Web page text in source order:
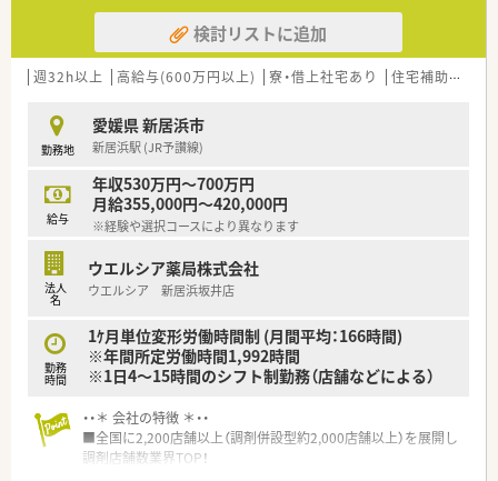
高齢者社会に求められる介護用品の販売、リース、グループの
建設会社と連携した介護用住宅の建設、
リフォーム、医薬品だけではなく、各方面から患者様をサポー
トする体制が整っています。
りの処方箋枚数が少なめに設定されていることから
無理せず働き続けることができる環境のため定着率が良く、平
均年齢は40歳と同規模チェーンと比較しても高めです。
■有給休暇平均消化日数10日（入社後3カ月経過後2日、半年経過
後10日付与）と休暇においてもライフワークバランスのとりやす
い環境づくりを行っています。
■2014年4月に支店制度に変更し、現場重視の「自由な発想で自
■地域により差は御座いますが、病院前・クリニック前が6：4の
割合の店舗展開です。
トさせる為、調剤補助の研修所を兵庫県に設立。
社内で定められた研修を受けた調剤事務さんが積極的にフォ
ローアップしてくださる環境作りを進めています。
ションが御座います。
（例1）現場：薬剤師→副薬局長→薬局長（管理薬剤師）→エリア
マネージャー→支店長→本部長（経営幹部）
検討リストに追加
週32h以上 高給与(600万円以上) 寮・借上社宅あり 住宅補助(手当)あり
勤務地
愛媛県 新居浜市
新居浜駅 (JR予讃線)
給与
年収530万円～700万円
月給355,000円～420,000円
※経験や選択コースにより異なります
法人
名
ウエルシア薬局株式会社
ウエルシア 新居浜坂井店
勤務
時間
1ｹ月単位変形労働時間制 (月間平均：166時間)
※年間所定労働時間1,992時間
※1日4～15時間のシフト制勤務（店舗などによる）
・・＊ 会社の特徴 ＊・・
■全国に2,200店舗以上（調剤併設型約2,000店舗以上）を展開し
調剤店舗数業界TOP！